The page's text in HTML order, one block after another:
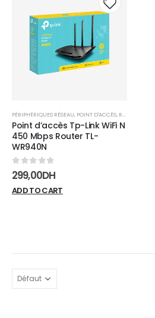
Add to
wishlist
PÉRIPHÉRIQUES RÉSEAU, POINT D'ACCÈS, RÉSEAUX
Point d’accès Tp-Link WiFi N
450 Mbps Router TL-
WR940N
0sur 5
299,00DH
ADD TO CART